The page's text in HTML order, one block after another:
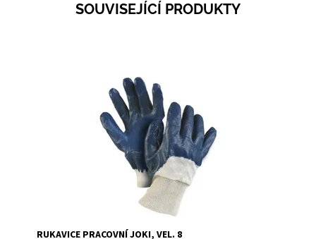
SOUVISEJÍCÍ PRODUKTY
Skladem 5
2005C
RUKAVICE PRACOVNÍ JOKI, VEL. 8